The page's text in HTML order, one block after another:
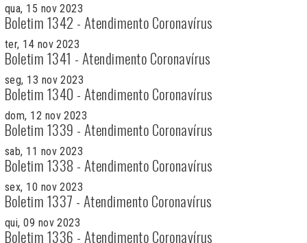
qua, 15 nov 2023
Boletim 1342 - Atendimento Coronavírus
ter, 14 nov 2023
Boletim 1341 - Atendimento Coronavírus
seg, 13 nov 2023
Boletim 1340 - Atendimento Coronavírus
dom, 12 nov 2023
Boletim 1339 - Atendimento Coronavírus
sab, 11 nov 2023
Boletim 1338 - Atendimento Coronavírus
sex, 10 nov 2023
Boletim 1337 - Atendimento Coronavírus
qui, 09 nov 2023
Boletim 1336 - Atendimento Coronavírus